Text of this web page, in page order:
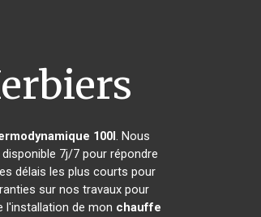
100l. Nous
7j/7 pour répondre
délais les plus courts pour
sur nos travaux pour
de mon chauffe